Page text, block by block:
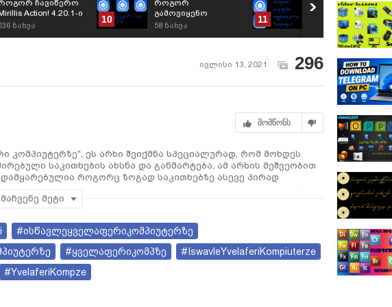
ჩავიწერო
Action! 4.20.1-ი
ნახვა
10
როგორ
გამოვიყენო
Recordly-ი
58 ნახვა
11
როგორ დავაყენო
Recordly-ი
ნახვა
ივლისი 13, 2021 296
მომწონს
ეს არხი შეიქმნა სპეციალურად, რომ მოხდეს
საკითხების ახსნა და განმარტება, ამ არხის მეშვეობით
როგორც ზოგად საკითხებზე ასევე პირად
უნდა გამოიწეროთ ჩემი არხი და თვალი ადევნოთ ახალი
შეკითხვები დაწეროთ კომენტარებში ან დამიკავშირდეთ
ან ელექტრონული ფოსტის მეშვეობით.
მაჩვენე მეტი
#ისწავლეყველაფერიკომპიუტერზე
#ყველაფერიკომპზე
#IswavleYvelaferiKompiuterze
#YvelaferiKompze